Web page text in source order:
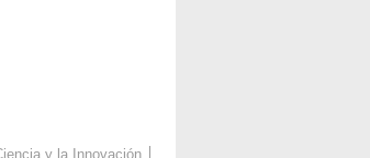
y la Innovación